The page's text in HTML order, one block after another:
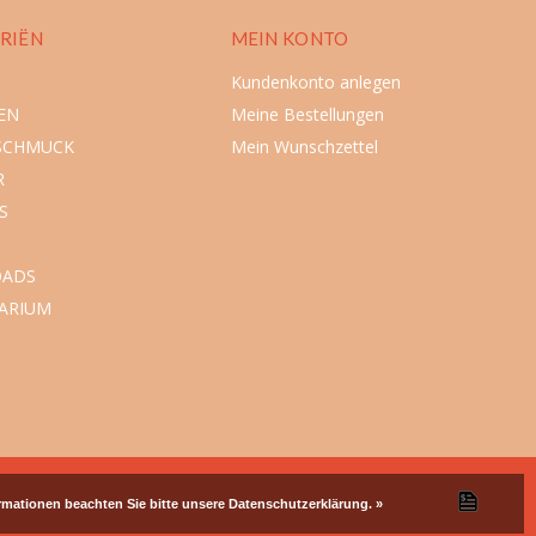
MEIN KONTO
Kundenkonto anlegen
Meine Bestellungen
Mein Wunschzettel
beachten Sie bitte unsere Datenschutzerklärung. »